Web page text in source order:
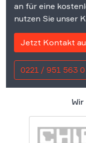
an für eine
nutzen Sie unser
Jetzt Kontakt
0221 / 951 563 0